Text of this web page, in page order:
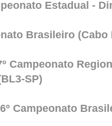
Estadual -
Brasileiro (Cabo
Campeonato
SP)
Campeonato